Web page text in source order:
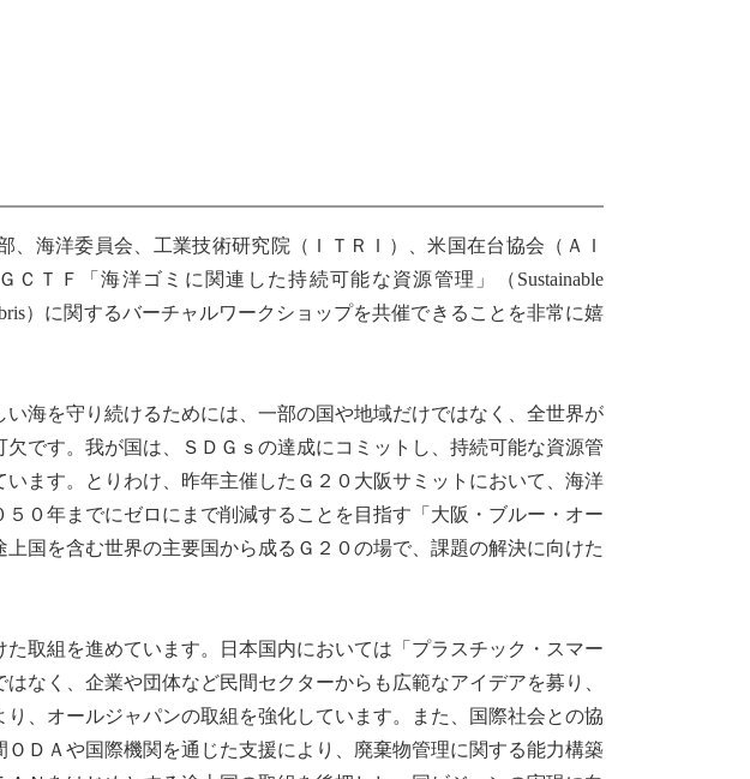
海洋委員会、工業技術研究院（ＩＴＲＩ）、米国在台協会（ＡＩ
ＣＴＦ「海洋ゴミに関連した持続可能な資源管理」（Sustainable
）に関するバーチャルワークショップを共催できることを非常に嬉
海を守り続けるためには、一部の国や地域だけではなく、全世界が
です。我が国は、ＳＤＧｓの達成にコミットし、持続可能な資源管
ます。とりわけ、昨年主催したＧ２０大阪サミットにおいて、海洋
０年までにゼロにまで削減することを目指す「大阪・ブルー・オー
国を含む世界の主要国から成るＧ２０の場で、課題の解決に向けた
取組を進めています。日本国内においては「プラスチック・スマー
なく、企業や団体など民間セクターからも広範なアイデアを募り、
、オールジャパンの取組を強化しています。また、国際社会との協
ＤＡや国際機関を通じた支援により、廃棄物管理に関する能力構築